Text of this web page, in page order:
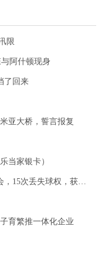
限
与阿什顿现身
了回来
亚大桥，誓言报复
当家银卡）
维尼修斯全场数据：1次错失重大机会，15次丢失球权，获评6.7分
育繁推一体化企业